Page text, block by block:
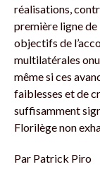
réalisations,
première ligne de
objectifs de
multilatérales
même si ces
faiblesses et de
suffisamment
Florilège non
Par Patrick Piro